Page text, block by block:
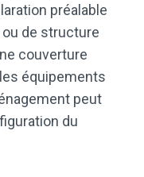
préalable
de structure
couverture
équipements
peut
du